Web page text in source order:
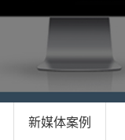
新媒体案例